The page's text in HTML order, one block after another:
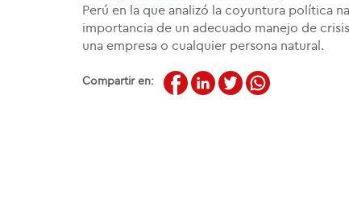
Perú en la que analizó la coyuntura política
importancia de un adecuado manejo de
una empresa o cualquier persona natural.
Compartir en: